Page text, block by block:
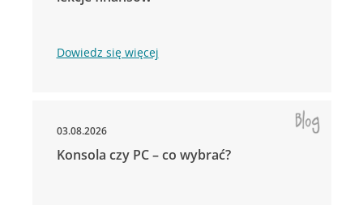
Dowiedz się więcej
03.08.2026
Konsola czy PC – co wybrać?